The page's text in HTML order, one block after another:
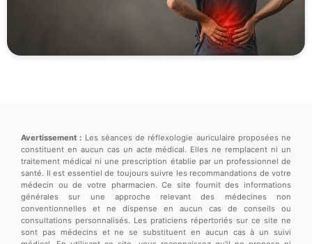
Avertissement : Les séances de réflexologie auriculaire proposées ne
constituent en aucun cas un acte médical. Elles ne remplacent ni un
traitement médical ni une prescription établie par un professionnel de
santé. Il est essentiel de toujours suivre les recommandations de votre
médecin ou de votre pharmacien. Ce site fournit des informations
générales sur une approche relevant des médecines non
conventionnelles et ne dispense en aucun cas de conseils ou
consultations personnalisés. Les praticiens répertoriés sur ce site ne
sont pas médecins et ne se substituent en aucun cas à un suivi